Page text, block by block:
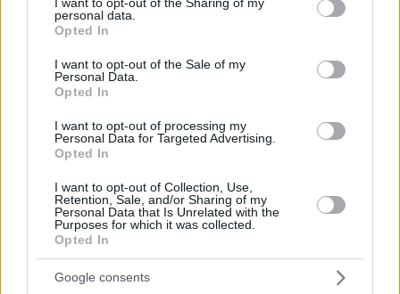
grant or deny consent to Google and its third-party tags to
use your data for below specified purposes in below Google
consent section.
personal data.
Opted In
I want to opt-out of the Sale of my
Personal Data.
Opted In
I want to opt-out of processing my
Personal Data for Targeted Advertising.
Opted In
I want to opt-out of Collection, Use,
Retention, Sale, and/or Sharing of my
Personal Data that Is Unrelated with the
Purposes for which it was collected.
Opted In
Google consents
giornata elettorale si è svolta in modo ordinato. Le autorità
elettorali hanno generalmente adempiuto ai loro doveri tecnici
volontari civili, i delegati al conteggio dei voti e le reti di
supporto legale hanno svolto un ruolo chiave nel
salvaguardare l’integrità del processo sul campo.
Tuttavia, permangono preoccupazioni circa l’indipendenza e
la trasparenza degli organi elettorali, nonché la mancanza di
disposizioni legali che consentano un’osservazione elettorale
civile indipendente. Secondo gli autori, questa limitazione
indebolisce il controllo pubblico e può erodere la fiducia nelle
elezioni future.